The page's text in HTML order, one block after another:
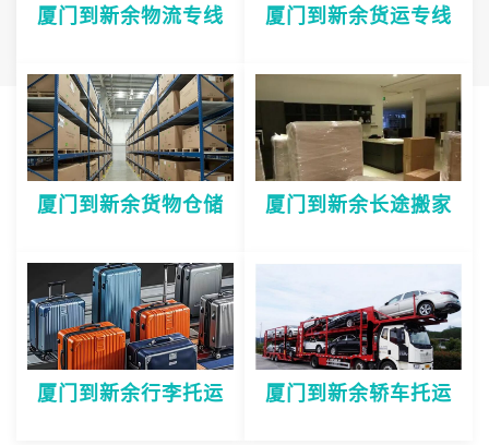
厦门到新余物流专线 厦门到新余货运专线
厦门到新余货物仓储 厦门到新余长途搬家
厦门到新余行李托运 厦门到新余轿车托运